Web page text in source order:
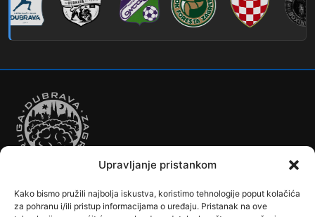
Upravljanje pristankom
Kako bismo pružili najbolja iskustva, koristimo tehnologije poput kolačića
za pohranu i/ili pristup informacijama o uređaju. Pristanak na ove
Autobusi Automobilizam Biciklizam
Borilački Sportovi